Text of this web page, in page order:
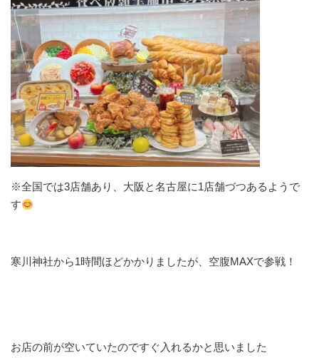
※全国では3店舗あり、大阪と名古屋に1店舗づつあるようで
す
寒川神社から1時間ほどかかりましたが、空腹MAXで参戦！
お店の前が空いていたのですぐ入れるかと思いました